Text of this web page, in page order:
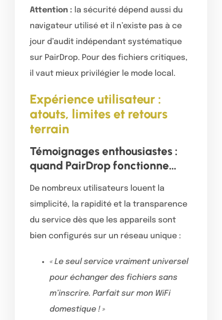
Attention : la sécurité dépend aussi du
navigateur utilisé et il n’existe pas à ce
jour d’audit indépendant systématique
sur PairDrop. Pour des fichiers critiques,
il vaut mieux privilégier le mode local.
Expérience utilisateur :
atouts, limites et retours
terrain
Témoignages enthousiastes :
quand PairDrop fonctionne…
De nombreux utilisateurs louent la
simplicité, la rapidité et la transparence
du service dès que les appareils sont
bien configurés sur un réseau unique :
« Le seul service vraiment universel
pour échanger des fichiers sans
m’inscrire. Parfait sur mon WiFi
domestique ! »